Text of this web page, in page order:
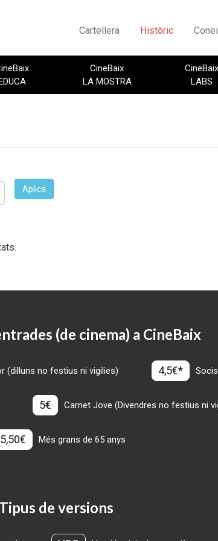
Cartellera Històric
EDUCA
CineBaix
LA MOSTRA
CineBaix
LABS
Aplica
(de cinema) a CineBaix
(dilluns no festius ni vigilies) 4,5€*
5€ Carnet Jove (Divendres no festius ni
5,50€ Més grans de 65 anys
Tipus de versions